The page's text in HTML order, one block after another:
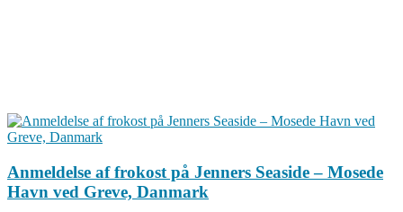
Anmeldelse af frokost på Jenners Seaside – Mosede
Havn ved Greve, Danmark